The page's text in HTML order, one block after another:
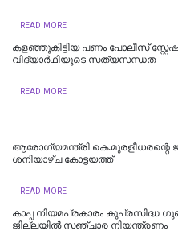
READ MORE
കളഞ്ഞുകിട്ടിയ പണം പോലീസ്
വിദ്യാർഥിയുടെ സത്യസന്ധത
READ MORE
ആരോഗ്യമന്ത്രി കെ.മുരളീധരന്റെ
ശനിയാഴ്ച കോട്ടയത്ത്
READ MORE
കാപ്പ നിയമപ്രകാരം കുപ്രസിദ്ധ
ജില്ലയിൽ സഞ്ചാര നിയന്ത്രണം